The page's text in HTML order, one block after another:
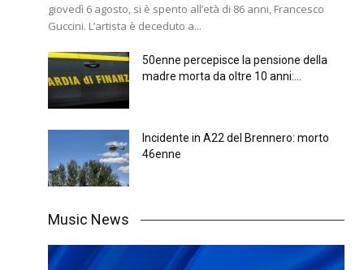
giovedì 6 agosto, si è spento all’età di 86 anni, Francesco
Guccini. L’artista è deceduto a...
50enne percepisce la pensione della
madre morta da oltre 10 anni:...
Incidente in A22 del Brennero: morto
46enne
Music News